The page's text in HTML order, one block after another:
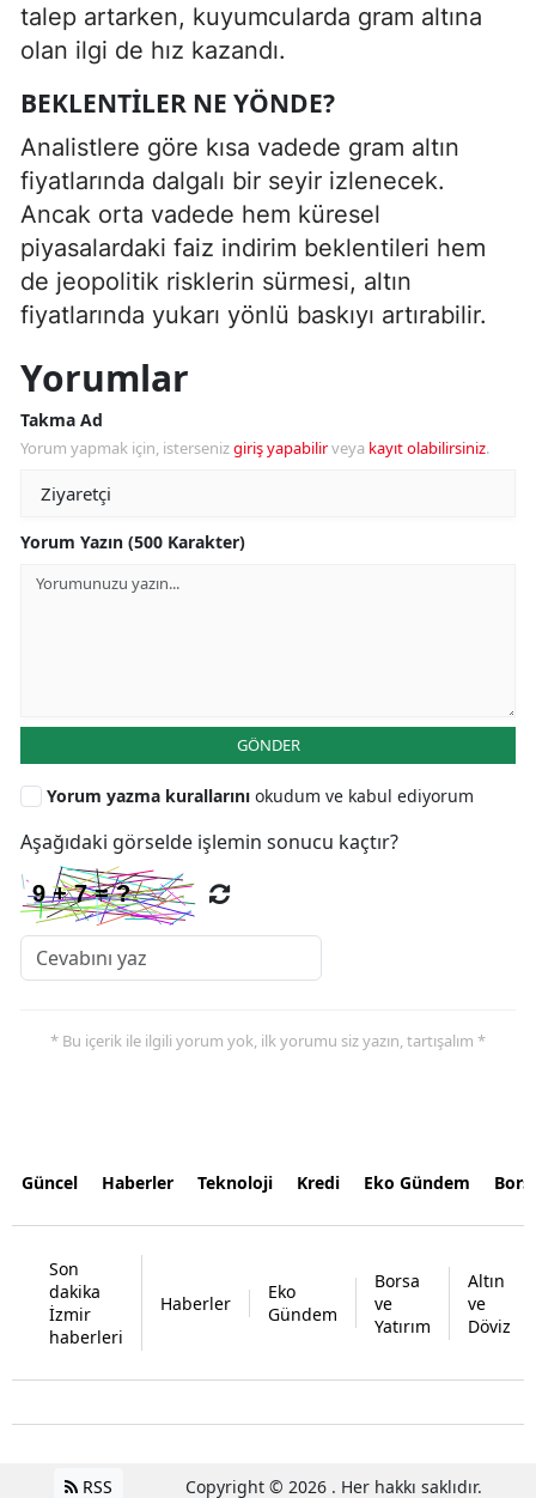
talep artarken, kuyumcularda gram altına
olan ilgi de hız kazandı.
BEKLENTILER NE YÖNDE?
Analistlere göre kısa vadede gram altın
fiyatlarında dalgalı bir seyir izlenecek.
Ancak orta vadede hem küresel
piyasalardaki faiz indirim beklentileri hem
de jeopolitik risklerin sürmesi, altın
fiyatlarında yukarı yönlü baskıyı artırabilir.
Yorumlar
Takma Ad
Yorum yapmak için, istersenizgiriş yapabilirveya kayıt olabilirsiniz.
Yorum Yazın (500 Karakter)
GÖNDER
Yorum yazma kurallarını okudum ve kabul ediyorum
Aşağıdaki görselde işlemin sonucu kaçtır?
* Bu içerik ile ilgili yorum yok, ilk yorumu siz yazın, tartışalım *
Güncel Haberler Teknoloji Kredi Eko Gündem
Son
dakika
İzmir
haberleri
Haberler
Eko
Gündem
Borsa
ve
Yatırım
Altın
ve
Döviz
RSS Copyright © 2026 . Her hakkı saklıdır.